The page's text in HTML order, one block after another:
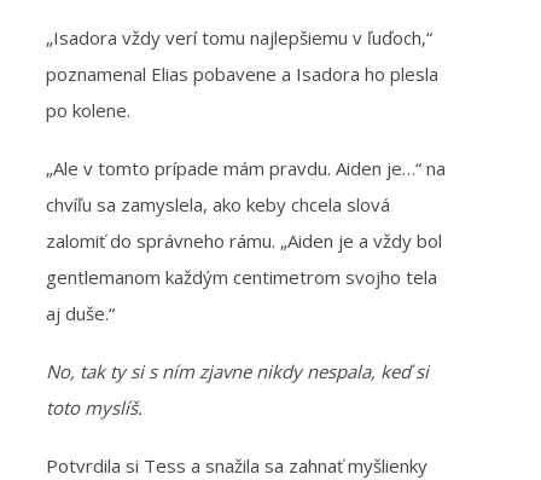
„Isadora vždy verí tomu najlepšiemu v ľuďoch,“
poznamenal Elias pobavene a Isadora ho plesla
po kolene.
„Ale v tomto prípade mám pravdu. Aiden je…“ na
chvíľu sa zamyslela, ako keby chcela slová
zalomiť do správneho rámu. „Aiden je a vždy bol
gentlemanom každým centimetrom svojho tela
aj duše.“
No, tak ty si s ním zjavne nikdy nespala, keď si
toto myslíš.
Potvrdila si Tess a snažila sa zahnať myšlienky